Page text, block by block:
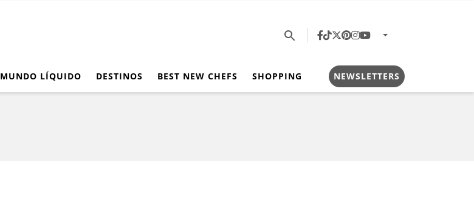
MUNDO LÍQUIDO DESTINOS BEST NEW CHEFS SHOPPING NEWSLETTERS